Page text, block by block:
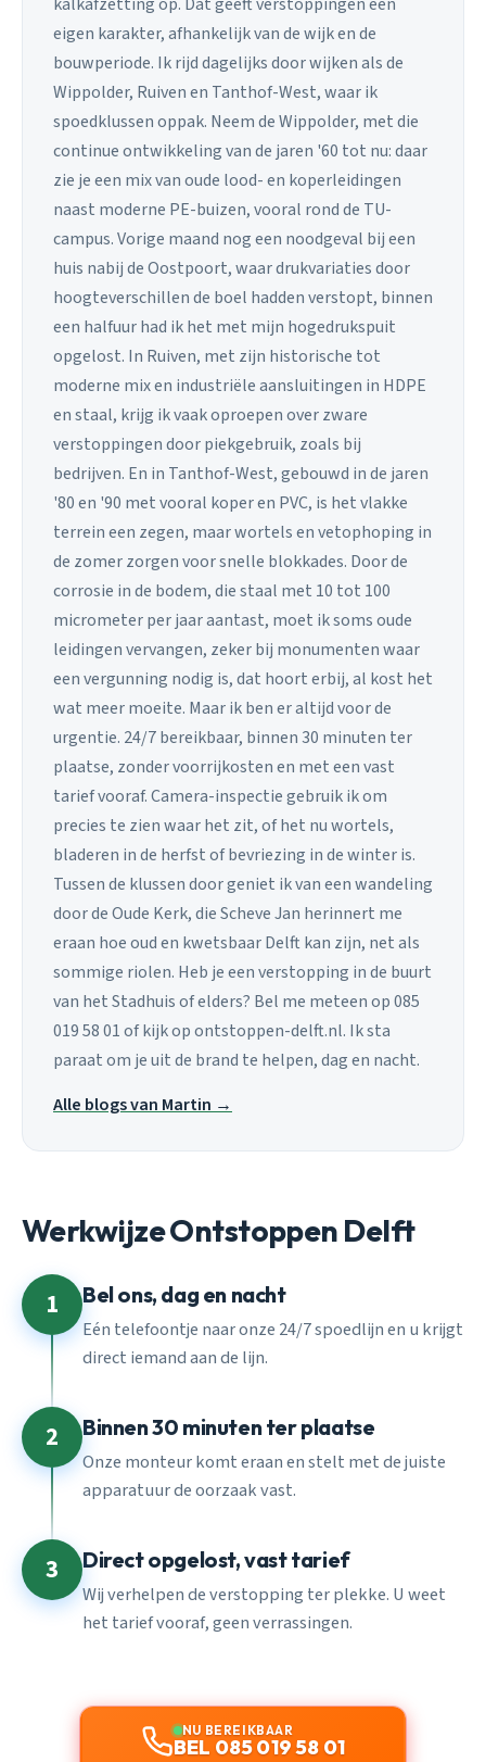
eigen karakter, afhankelijk van de wijk en de
bouwperiode. Ik rijd dagelijks door wijken als de
Wippolder, Ruiven en Tanthof-West, waar ik
spoedklussen oppak. Neem de Wippolder, met die
continue ontwikkeling van de jaren '60 tot nu: daar
zie je een mix van oude lood- en koperleidingen
naast moderne PE-buizen, vooral rond de TU-
campus. Vorige maand nog een noodgeval bij een
huis nabij de Oostpoort, waar drukvariaties door
hoogteverschillen de boel hadden verstopt, binnen
een halfuur had ik het met mijn hogedrukspuit
opgelost. In Ruiven, met zijn historische tot
moderne mix en industriële aansluitingen in HDPE
en staal, krijg ik vaak oproepen over zware
verstoppingen door piekgebruik, zoals bij
bedrijven. En in Tanthof-West, gebouwd in de jaren
'80 en '90 met vooral koper en PVC, is het vlakke
terrein een zegen, maar wortels en vetophoping in
de zomer zorgen voor snelle blokkades. Door de
corrosie in de bodem, die staal met 10 tot 100
micrometer per jaar aantast, moet ik soms oude
leidingen vervangen, zeker bij monumenten waar
een vergunning nodig is, dat hoort erbij, al kost het
wat meer moeite. Maar ik ben er altijd voor de
urgentie. 24/7 bereikbaar, binnen 30 minuten ter
plaatse, zonder voorrijkosten en met een vast
tarief vooraf. Camera-inspectie gebruik ik om
precies te zien waar het zit, of het nu wortels,
bladeren in de herfst of bevriezing in de winter is.
Tussen de klussen door geniet ik van een wandeling
door de Oude Kerk, die Scheve Jan herinnert me
eraan hoe oud en kwetsbaar Delft kan zijn, net als
sommige riolen. Heb je een verstopping in de buurt
van het Stadhuis of elders? Bel me meteen op 085
019 58 01 of kijk op ontstoppen-delft.nl. Ik sta
paraat om je uit de brand te helpen, dag en nacht.
Alle blogs van Martin →
Werkwijze Ontstoppen Delft
1 Bel ons, dag en nacht
Eén telefoontje naar onze 24/7 spoedlijn en u krijgt
direct iemand aan de lijn.
2 Binnen 30 minuten ter plaatse
Onze monteur komt eraan en stelt met de juiste
apparatuur de oorzaak vast.
3 Direct opgelost, vast tarief
Wij verhelpen de verstopping ter plekke. U weet
het tarief vooraf, geen verrassingen.
NU BEREIKBAAR
BEL 085 019 58 01